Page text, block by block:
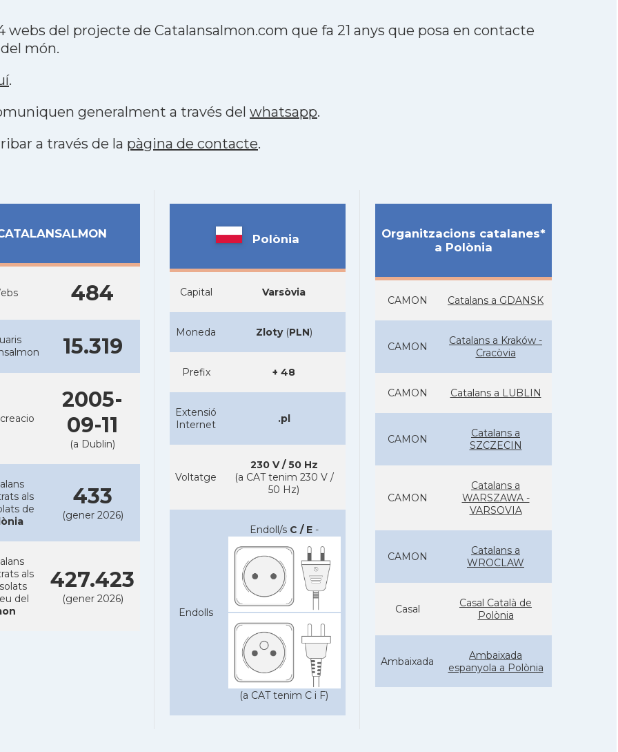
webs del projecte de Catalansalmon.com que fa 21 anys que posa en contacte
món.
.
generalment a través del whatsapp.
a través de la pàgina de contacte.
484
15.319
2005-
09-11
(a Dublin)
als
de
433
(gener 2026)
als
del
427.423
(gener 2026)
Polònia
Capital Varsòvia
Moneda Zloty(PLN)
Prefix + 48
Extensió
Internet
.pl
Voltatge
230 V / 50 Hz
(a CAT tenim 230 V /
50 Hz)
Endolls
Endoll/s C / E-
(a CAT tenim C i F)
Organitzacions catalanes*
a Polònia
CAMON Catalans a GDANSK
CAMON
Catalans a Kraków -
Cracòvia
CAMON Catalans a LUBLIN
CAMON
Catalans a
SZCZECIN
CAMON
Catalans a
WARSZAWA -
VARSOVIA
CAMON
Catalans a
WROCLAW
Casal
Casal Català de
Polònia
Ambaixada
Ambaixada
espanyola a Polònia